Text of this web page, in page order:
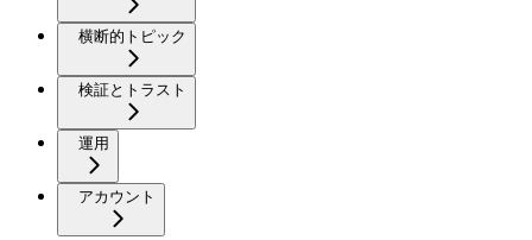
横断的トピック
検証とトラスト
運用
アカウント